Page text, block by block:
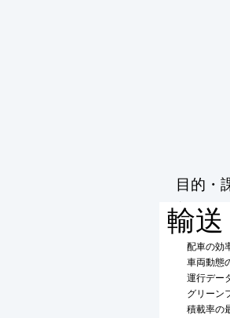
目的・
む
輸送
配車の効
車両動態
運行デー
グリーン
積載率の